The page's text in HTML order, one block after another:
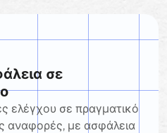
σε
ελέγχου σε πραγματικό
αναφορές, με ασφάλεια